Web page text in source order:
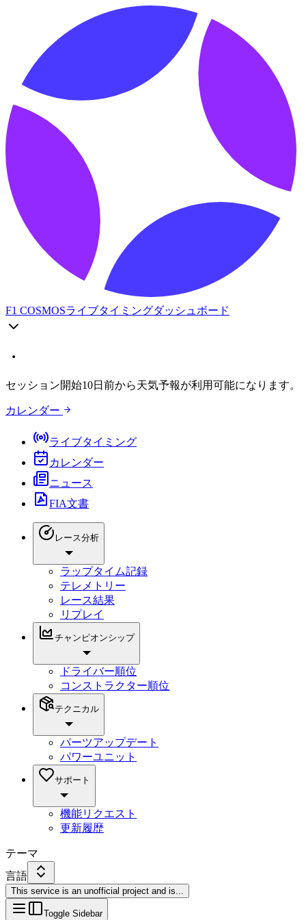
F1 COSMOSライブタイミングダッシュボード
セッション開始10日前から天気予報が利用可能になります。
カレンダー
ライブタイミング
カレンダー
ニュース
FIA文書
レース分析
ラップタイム記録
テレメトリー
レース結果
リプレイ
チャンピオンシップ
ドライバー順位
コンストラクター順位
テクニカル
パーツアップデート
パワーユニット
サポート
機能リクエスト
更新履歴
テーマ
言語
This service is an unofficial project and is...
Toggle Sidebar